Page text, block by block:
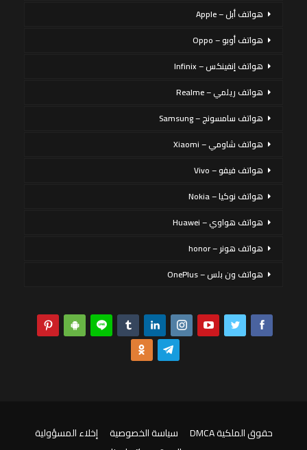
هواتف أبل – Apple
هواتف أوبو – Oppo
هواتف إنفينكس – Infinix
هواتف ريلمي – Realme
هواتف سامسونج – Samsung
هواتف شاومي – Xiaomi
هواتف فيفو – Vivo
هواتف نوكيا – Nokia
هواتف هواوي – Huawei
هواتف هونر – honor
هواتف ون بلس – OnePlus
حقوق الملكية DMCA سياسة الخصوصية
إخلاء المسؤولية